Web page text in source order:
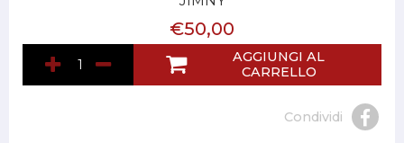
€50,00
AGGIUNGI AL
CARRELLO
Condividi